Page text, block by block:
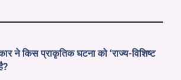
ने किस प्राकृतिक घटना को ‘राज्य-विशिष्ट